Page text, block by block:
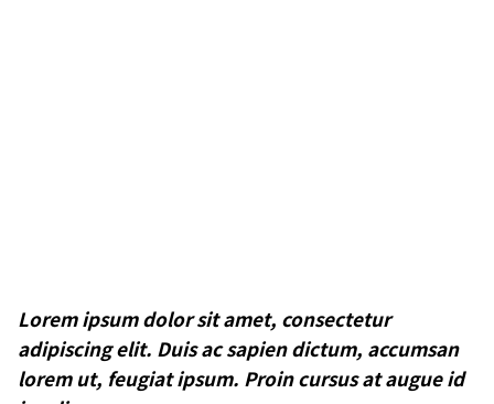
Lorem ipsum dolor sit amet, consectetur
adipiscing elit. Duis ac sapien dictum, accumsan
lorem ut, feugiat ipsum. Proin cursus at augue id